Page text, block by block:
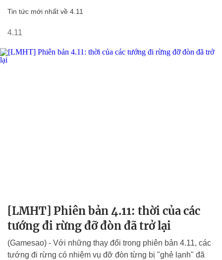
Tin tức mới nhất về 4.11
4.11
[LMHT] Phiên bản 4.11: thời của các
tướng đi rừng đỡ đòn đã trở lại
(Gamesao) - Với những thay đổi trong phiên bản 4.11, các
tướng đi rừng có nhiệm vụ đỡ đòn từng bị "ghẻ lạnh" đã